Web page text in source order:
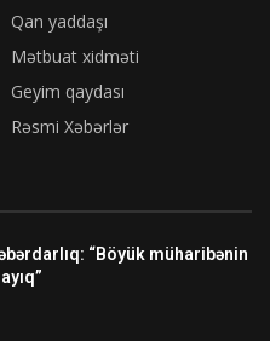
Qan yaddaşı
Mətbuat xidməti
Geyim qaydası
Rəsmi Xəbərlər
“Böyük müharibənin